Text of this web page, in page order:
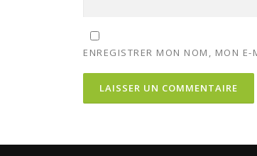
ENREGISTRER MON NOM, MON